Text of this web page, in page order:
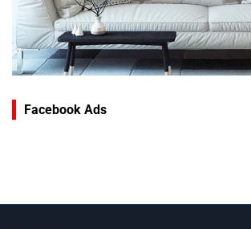
Facebook Ads